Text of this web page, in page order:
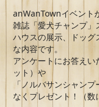
anWanTownイベント
雑誌「愛犬チャンプ
ハウスの展示、ドッ
な内容です。
アンケートにお答え
ット）や
「ノルバサンシャン
なくプレゼント！（数